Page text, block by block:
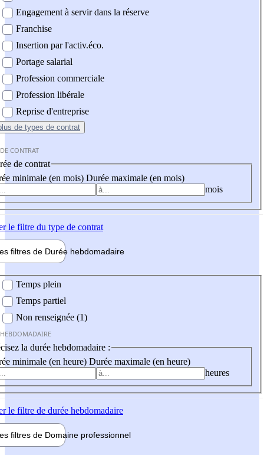
Engagement à servir dans la réserve
Franchise
Insertion par l'activ.éco.
Portage salarial
Profession commerciale
Profession libérale
Reprise d'entreprise
de types de contrat
CONTRAT
de contrat
minimale (en mois) Durée maximale (en mois)
mois
le filtre du type de contrat
filtres de Durée hebdomadaire
Temps plein
Temps partiel
Non renseignée (1)
la durée hebdomadaire :
minimale (en heure) Durée maximale (en heure)
heures
le filtre de durée hebdomadaire
filtres de Domaine professionnel